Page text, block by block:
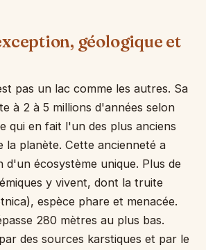
géologique et
pas un lac comme les autres. Sa
à 2 à 5 millions d'années selon
qui en fait l'un des plus anciens
la planète. Cette ancienneté a
d'un écosystème unique. Plus de
y vivent, dont la truite
espèce phare et menacée.
280 mètres au plus bas.
des sources karstiques et par le